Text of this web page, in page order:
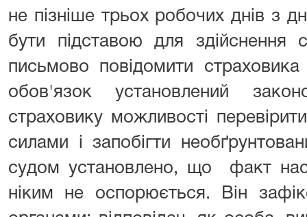
не пізніше трьох робочих днів з
бути підставою для здійснення
письмово повідомити
обов'язок установлений
страховику можливості
силами і запобігти
судом установлено, що факт
ніким не оспорюється. Він